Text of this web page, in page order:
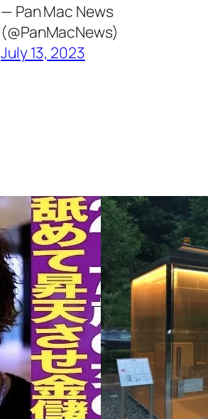
— Pan Mac News
(@PanMacNews)
July 13, 2023